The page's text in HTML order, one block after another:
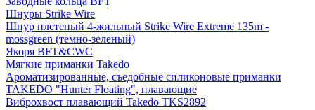
Шнуры Strike Wire
Шнур плетеный 4-жильный Strike Wire Extreme 135m -
mossgreen (темно-зеленый)
Якоря BFT&CWC
Мягкие приманки Takedo
Ароматизированные, съедобные силиконовые приманки
TAKEDO "Hunter Floating", плавающие
Виброхвост плавающий Takedo TKS2892